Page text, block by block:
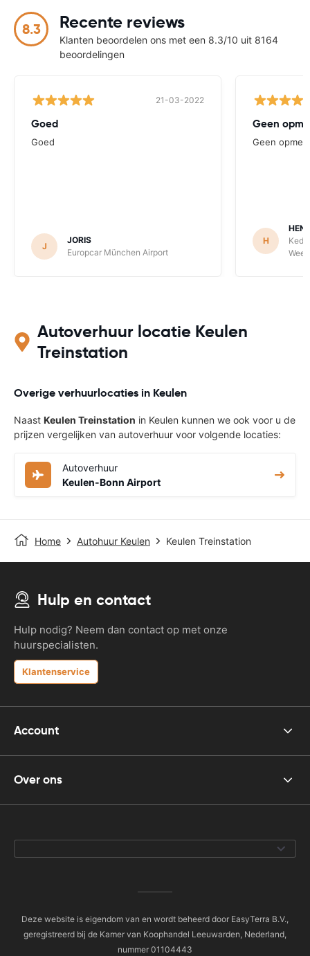
8.3 Recente reviews
Klanten beoordelen ons met een 8.3/10 uit 8164
beoordelingen
21-03-2022
Goed
Goed
J
JORIS
Europcar München Airport
Geen
Geen
H
Autoverhuur locatie Keulen
Treinstation
Overige verhuurlocaties in Keulen
Naast Keulen Treinstation in Keulen kunnen we ook voor u de
prijzen vergelijken van autoverhuur voor volgende locaties:
Autoverhuur
Keulen-Bonn Airport
Home Autohuur Keulen Keulen Treinstation
Hulp en contact
Hulp nodig? Neem dan contact op met onze
huurspecialisten.
Klantenservice
Account
Over ons
Deze website is eigendom van en wordt beheerd door EasyTerra B.V.,
geregistreerd bij de Kamer van Koophandel Leeuwarden, Nederland,
nummer 01104443